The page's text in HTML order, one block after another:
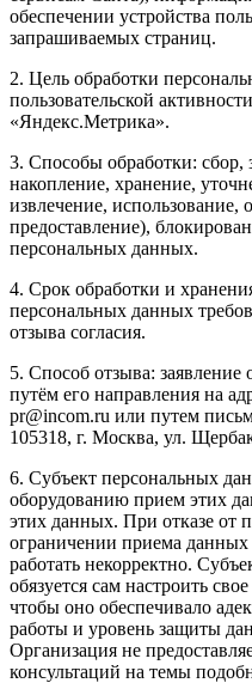
обеспечении устройства
запрашиваемых страниц.
2. Цель обработки
пользовательской
«Яндекс.Метрика».
3. Способы обработки: сбор,
накопление, хранение,
извлечение, использование,
предоставление),
персональных данных.
4. Срок обработки и
персональных данных
отзыва согласия.
5. Способ отзыва:
путём его направления на
pr@incom.ru или путем
105318, г. Москва, ул.
6. Субъект персональных
оборудованию прием этих
этих данных. При отказе от
ограничении приема
работать некорректно.
обязуется сам настроить
чтобы оно обеспечивало
работы и уровень защиты
Организация не
консультаций на темы